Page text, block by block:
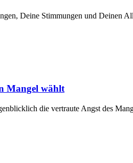
Dei­ne Stim­mun­gen und Dei­nen
Mangel wählt
die ver­trau­te Angst des